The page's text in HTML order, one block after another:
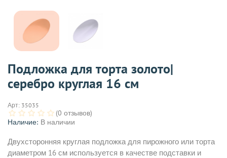
Подложка для торта золото|
серебро круглая 16 см
Арт: 35035
(0 отзывов)
Наличие: В наличии
Двухсторонняя круглая подложка для пирожного или торта
диаметром 16 см используется в качестве подставки и